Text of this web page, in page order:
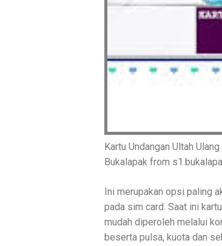
Kartu Undangan Ultah
Bukalapak from
Ini merupakan opsi paling
pada sim card. Saat ini
mudah diperoleh melalui
beserta pulsa, kuota dan